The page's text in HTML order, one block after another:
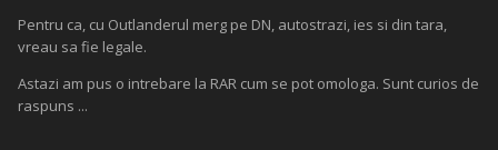
Pentru ca, cu Outlanderul merg pe DN, autostrazi, ies si din tara,
vreau sa fie legale.
Astazi am pus o intrebare la RAR cum se pot omologa. Sunt curios de
raspuns ...